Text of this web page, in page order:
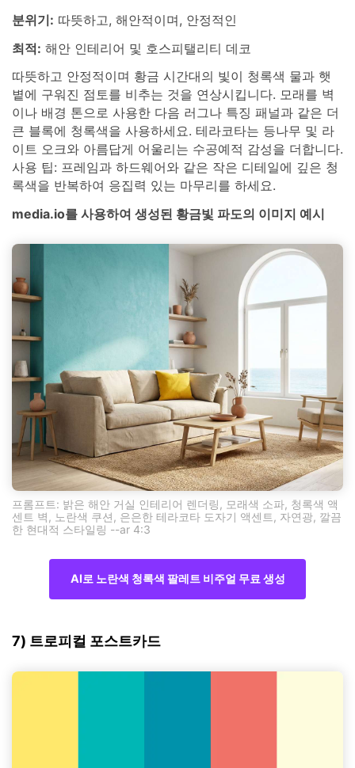
분위기: 따뜻하고, 해안적이며, 안정적인
최적: 해안 인테리어 및 호스피탤리티 데코
따뜻하고 안정적이며 황금 시간대의 빛이 청록색 물과 햇
볕에 구워진 점토를 비추는 것을 연상시킵니다. 모래를 벽
이나 배경 톤으로 사용한 다음 러그나 특징 패널과 같은 더
큰 블록에 청록색을 사용하세요. 테라코타는 등나무 및 라
이트 오크와 아름답게 어울리는 수공예적 감성을 더합니다.
사용 팁: 프레임과 하드웨어와 같은 작은 디테일에 깊은 청
록색을 반복하여 응집력 있는 마무리를 하세요.
media.io를 사용하여 생성된 황금빛 파도의 이미지 예시
프롬프트: 밝은 해안 거실 인테리어 렌더링, 모래색 소파, 청록색 액
센트 벽, 노란색 쿠션, 은은한 테라코타 도자기 액센트, 자연광, 깔끔
한 현대적 스타일링 --ar 4:3
AI로 노란색 청록색 팔레트 비주얼 무료 생성
7) 트로피컬 포스트카드